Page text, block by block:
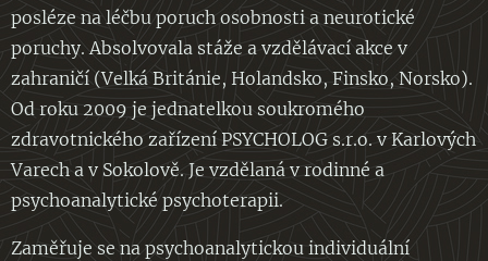
posléze na léčbu poruch osobnosti a neurotické
poruchy. Absolvovala stáže a vzdělávací akce v
zahraničí (Velká Británie, Holandsko, Finsko, Norsko).
Od roku 2009 je jednatelkou soukromého
zdravotnického zařízení PSYCHOLOG s.r.o. v Karlových
Varech a v Sokolově. Je vzdělaná v rodinné a
psychoanalytické psychoterapii.
Zaměřuje se na psychoanalytickou individuální